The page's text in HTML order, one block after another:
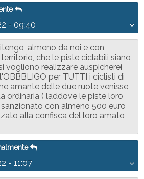
- 09:40
almeno da noi e con
che le piste ciclabili siano
vogliono realizzare auspicherei
per TUTTI i ciclisti di
amante delle due ruote venisse
ordinaria ( laddove le piste loro
con almeno 500 euro
alla confisca del loro amato
- 11:07